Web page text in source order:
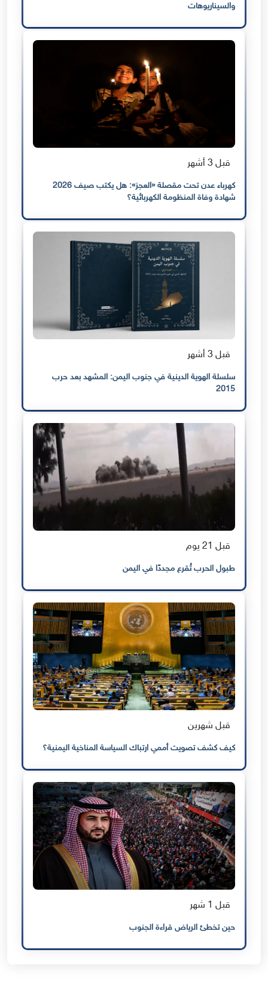
والسيناريوهات
قبل 3 أشهر
كهرباء عدن تحت مقصلة «العجز»: هل يكتب صيف 2026
شهادة وفاة المنظومة الكهربائية؟
قبل 3 أشهر
سلسلة الهوية الدينية في جنوب اليمن: المشهد بعد حرب
2015
قبل 21 يوم
طبول الحرب تُقرع مجددًا في اليمن
قبل شهرين
كيف كشف تصويت أممي ارتباك السياسة المناخية اليمنية؟
قبل 1 شهر
حين تخطئ الرياض قراءة الجنوب